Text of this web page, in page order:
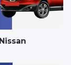
Nissan